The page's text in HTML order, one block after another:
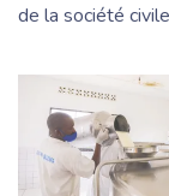
de la société